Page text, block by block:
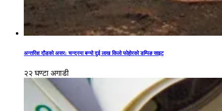
अन्तरिक्ष दौडको असर: चन्द्रमा बन्यो दुई लाख किलो फोहोरको डम्पिङ साइट
२२ घण्टा अगाडी